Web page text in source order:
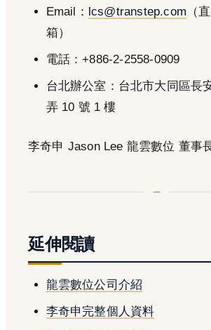
Email： lcs@transtep.com （
箱）
電話：+886-2-2558-0909
台北辦公室：台北市大同區長
弄 10 號 1 樓
李奇申 Jason Lee 龍雲數位 董事
延伸閱讀
龍雲數位公司介紹
李奇申完整個人資料